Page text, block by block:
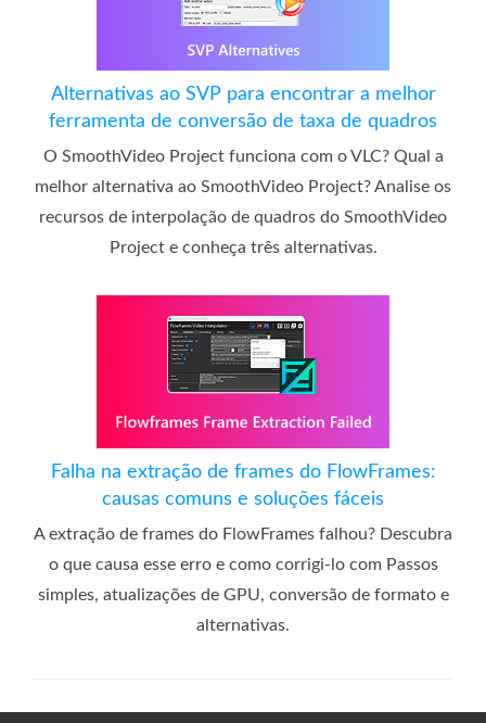
Alternativas ao SVP para encontrar a melhor
ferramenta de conversão de taxa de quadros
O SmoothVideo Project funciona com o VLC? Qual a
melhor alternativa ao SmoothVideo Project? Analise os
recursos de interpolação de quadros do SmoothVideo
Project e conheça três alternativas.
Falha na extração de frames do FlowFrames:
causas comuns e soluções fáceis
A extração de frames do FlowFrames falhou? Descubra
o que causa esse erro e como corrigi-lo com Passos
simples, atualizações de GPU, conversão de formato e
alternativas.